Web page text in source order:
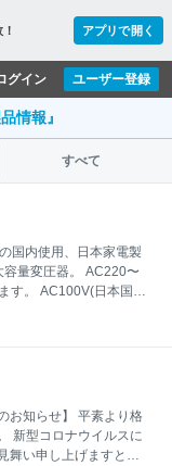
アプリで開く
ユーザー登録
グイン
情報』
すべて
国内使用、日本家電製
量変圧器。 AC220〜
す。 AC100V(日本国
設計だから、すべての
ンス<<TI-18>> 海外家
らもOK! 1000Wまで
までの日本の家電製
のAC220〜240V仕様
お知らせ】 平素より格
新型コロナウイルスに
舞い申し上げますとと